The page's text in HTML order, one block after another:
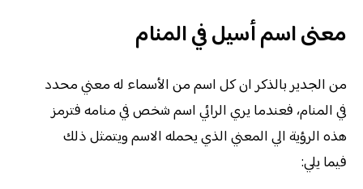
معنى اسم أسيل في المنام
من الجدير بالذكر ان كل اسم من الأسماء له معني محدد
في المنام، فعندما يري الرائي اسم شخص في منامه فترمز
هذه الرؤية الي المعني الذي يحمله الاسم ويتمثل ذلك
فيما يلي: